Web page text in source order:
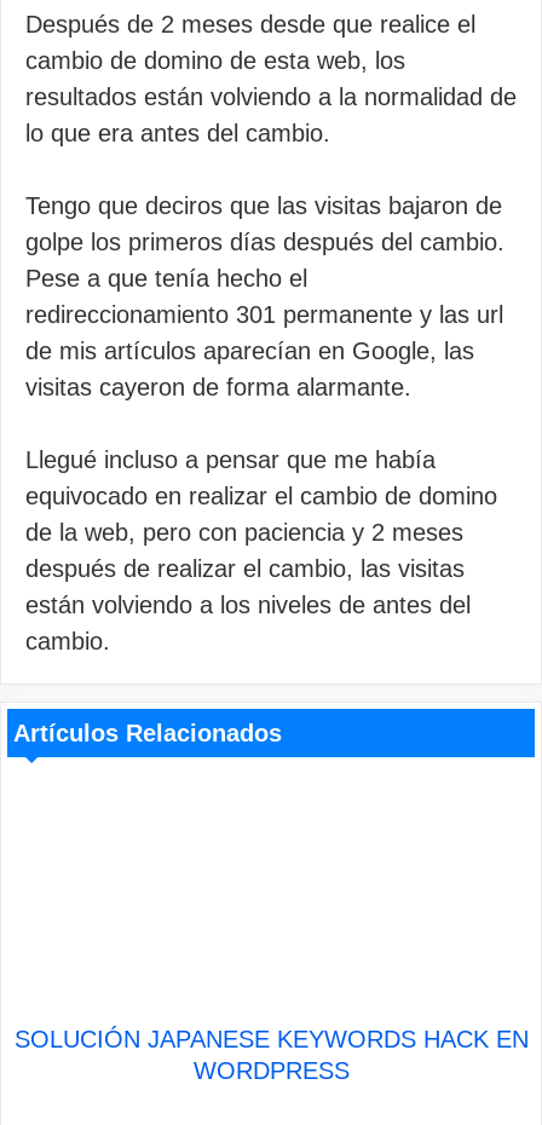
Después de 2 meses desde que realice el
cambio de domino de esta web, los
resultados están volviendo a la normalidad de
lo que era antes del cambio.
Tengo que deciros que las visitas bajaron de
golpe los primeros días después del cambio.
Pese a que tenía hecho el
redireccionamiento 301 permanente y las url
de mis artículos aparecían en Google, las
visitas cayeron de forma alarmante.
Llegué incluso a pensar que me había
equivocado en realizar el cambio de domino
de la web, pero con paciencia y 2 meses
después de realizar el cambio, las visitas
están volviendo a los niveles de antes del
cambio.
Artículos Relacionados
SOLUCIÓN JAPANESE KEYWORDS HACK EN
WORDPRESS